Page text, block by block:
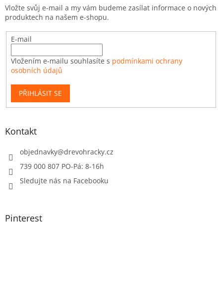
Vložte svůj e-mail a my vám budeme zasílat informace o nových
produktech na našem e-shopu.
E-mail
Vložením e-mailu souhlasíte s podmínkami ochrany
osobních údajů
PŘIHLÁSIT SE
Kontakt
objednavky@drevohracky.cz
739 000 807 PO-Pá: 8-16h
Sledujte nás na Facebooku
Pinterest